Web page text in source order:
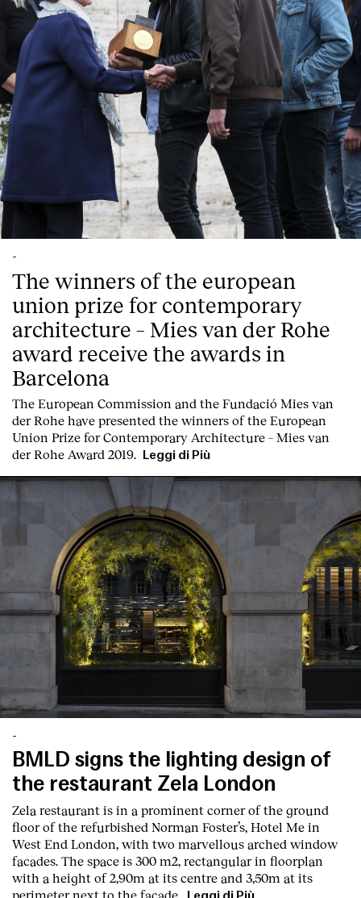
-
The winners of the european
union prize for contemporary
architecture – Mies van der Rohe
award receive the awards in
Barcelona
The European Commission and the Fundació Mies van
der Rohe have presented the winners of the European
Union Prize for Contemporary Architecture – Mies van
der Rohe Award 2019.
Leggi di Più
-
BMLD signs the lighting design of
the restaurant Zela London
Zela restaurant is in a prominent corner of the ground
floor of the refurbished Norman Foster’s, Hotel Me in
West End London, with two marvellous arched window
facades. The space is 300 m2, rectangular in floorplan
with a height of 2,90m at its centre and 3,50m at its
perimeter next to the façade.